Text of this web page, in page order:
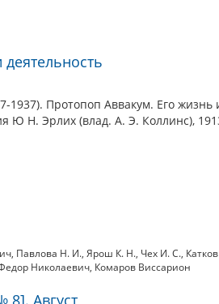
1937). Протопоп Аввакум. Его жизнь
Ю Н. Эрлих (влад. А. Э. Коллинс),
, Павлова Н. И., Ярош К. Н., Чех И. С.,
Николаевич, Комаров Виссарион
8]. Август